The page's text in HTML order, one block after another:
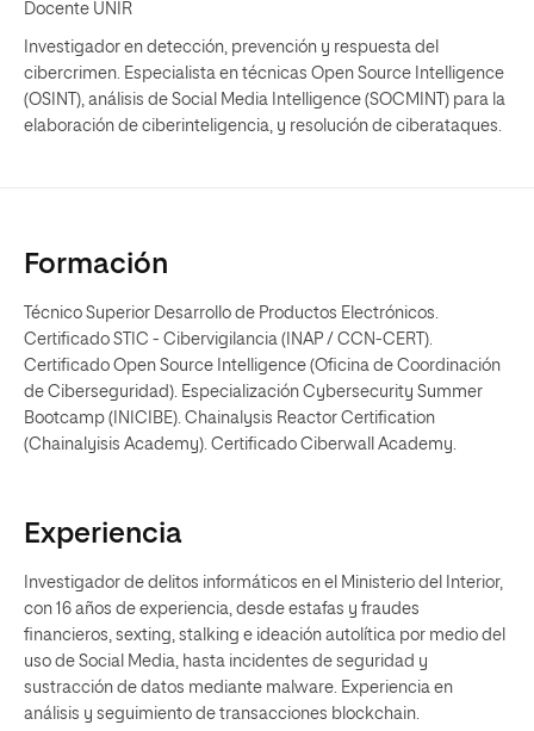
Docente UNIR
Investigador en detección, prevención y respuesta del
cibercrimen. Especialista en técnicas Open Source Intelligence
(OSINT), análisis de Social Media Intelligence (SOCMINT) para la
elaboración de ciberinteligencia, y resolución de ciberataques.
Formación
Técnico Superior Desarrollo de Productos Electrónicos.
Certificado STIC - Cibervigilancia (INAP / CCN-CERT).
Certificado Open Source Intelligence (Oficina de Coordinación
de Ciberseguridad). Especialización Cybersecurity Summer
Bootcamp (INICIBE). Chainalysis Reactor Certification
(Chainalyisis Academy). Certificado Ciberwall Academy.
Experiencia
Investigador de delitos informáticos en el Ministerio del Interior,
con 16 años de experiencia, desde estafas y fraudes
financieros, sexting, stalking e ideación autolítica por medio del
uso de Social Media, hasta incidentes de seguridad y
sustracción de datos mediante malware. Experiencia en
análisis y seguimiento de transacciones blockchain.